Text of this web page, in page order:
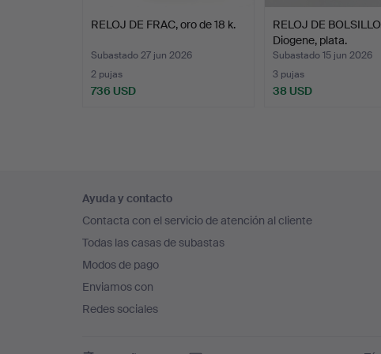
RELOJ DE FRAC, oro de 18 k.
Subastado 27 jun 2026
2 pujas
736 USD
RELOJ DE
Diogene, plata.
Subastado 15 jun 2026
3 pujas
38 USD
en
el
pie
de
página
Ayuda y contacto
Contacta con el servicio de atención al cliente
Todas las casas de subastas
Modos de pago
Enviamos con
Redes sociales